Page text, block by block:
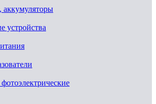
аккумуляторы
устройства